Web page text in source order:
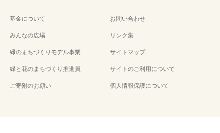
基金について
みんなの広場
緑のまちづくりモデル事業
緑と花のまちづくり推進員
ご寄附のお願い
お問い合わせ
リンク集
サイトマップ
サイトのご利用について
個人情報保護について